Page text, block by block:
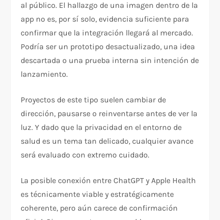
al público. El hallazgo de una imagen dentro de la
app no es, por sí solo, evidencia suficiente para
confirmar que la integración llegará al mercado.
Podría ser un prototipo desactualizado, una idea
descartada o una prueba interna sin intención de
lanzamiento.
Proyectos de este tipo suelen cambiar de
dirección, pausarse o reinventarse antes de ver la
luz. Y dado que la privacidad en el entorno de
salud es un tema tan delicado, cualquier avance
será evaluado con extremo cuidado.
La posible conexión entre ChatGPT y Apple Health
es técnicamente viable y estratégicamente
coherente, pero aún carece de confirmación